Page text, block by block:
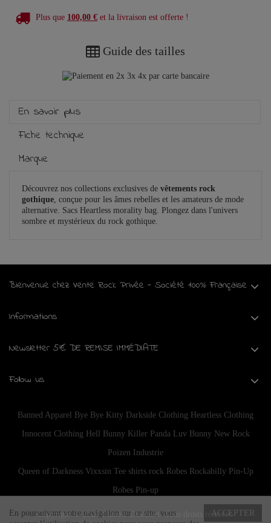
Plus que 100,00 € et la livraison est offerte !
Guide des tailles
En savoir plus
Fiche technique
Marque
Découvrez nos collections exclusives de vêtements rock
gothique, conçue pour les âmes rebelles et les amateurs de mode
alternative. Sacs Heartless morality bag. Plongez dans l'univers
sombre et mystérieux du rock gothique.
Bienvenue chez Vente Rock Privée - Société 100% Française
Informations
Newsletter 5€ DE REMISE IMMÉDIATE
Follow us
Banned Apparel Bye Bye Kitty Darkside Clothing Heartless Clothing
Innocent Clothing Hell Bunny Killer Panda Luv Bunny New Rock
Poizen Industrie
Queen of Darkness Vixxsin Tee shirts rock Robes Rockabilly Pin-Up
Robes Pin-up
Copyright © 2024Planete Discount . Tous droits réservés.ACCEPTER
En poursuivant votre navigation sur ce site, vous